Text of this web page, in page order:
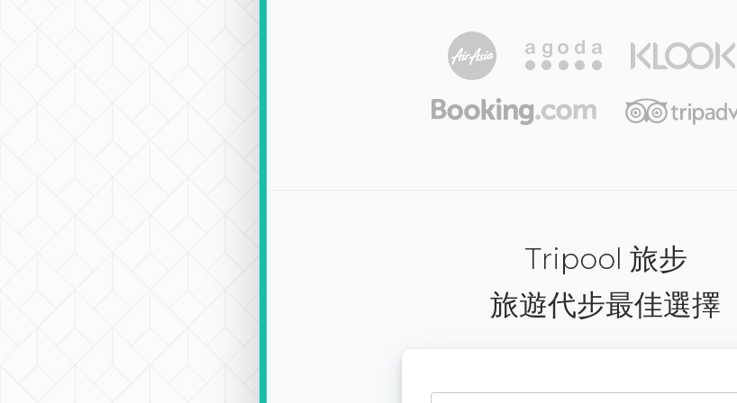
Tripool 旅步
旅遊代步最佳選擇